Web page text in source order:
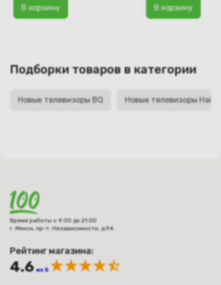
В корзину В корзину
Подборки товаров в категории
Новые телевизоры BQ Новые телевизоры Haier
Время работы с 9:00 до 21:00
г. Минск, пр-т. Независимости, д.94
Рейтинг магазина:
4.6 из 5